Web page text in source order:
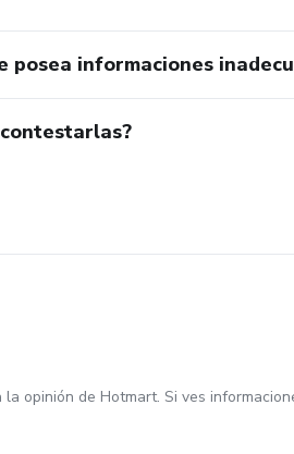
posea informaciones
opinión de Hotmart. Si ves